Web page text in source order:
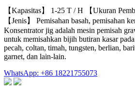
【Kapasitas】 1-25 T / H 【Ukuran
【Jenis】 Pemisahan basah, pemisahan
Konsentrator jig adalah mesin pemisah
untuk memisahkan bijih butiran kasar
pecah, coltan, timah, tungsten, berlian,
garnet, dan lain-lain.
WhatsApp: +86 18221755073